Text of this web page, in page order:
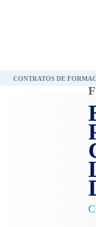
CONTRATOS DE